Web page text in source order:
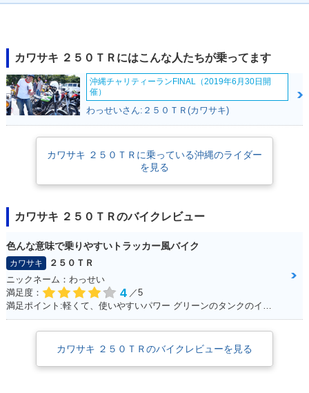
2006年 250TR・カ
2005年 250TR・カ
2004年 250TR・カ
1972年 250TR
カワサキ ２５０ＴＲにはこんな人たちが乗ってます
沖縄チャリティーランFINAL（2019年6月30日開
催）
わっせいさん:２５０ＴＲ(カワサキ)
カワサキ ２５０ＴＲに乗っている沖縄のライダー
を見る
カワサキ ２５０ＴＲのバイクレビュー
色んな意味で乗りやすいトラッカー風バイク
カワサキ
２５０ＴＲ
ニックネーム：わっせい
満足度：
4 ／5
カワサキ ２５０ＴＲのバイクレビューを見る